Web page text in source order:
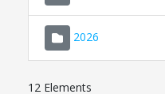
2026
12 Elements